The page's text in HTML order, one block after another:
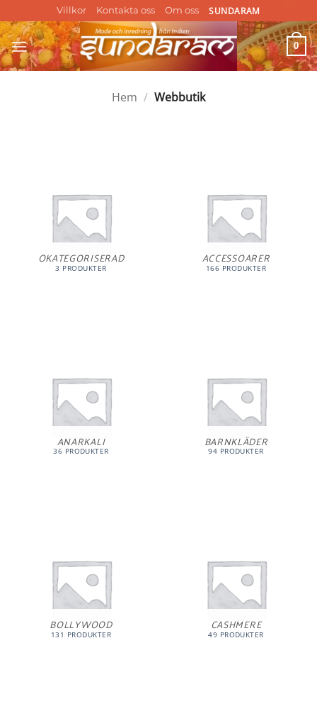
to
content
Villkor Kontakta oss Om oss SUNDARAM
0
Hem / Webbutik
OKATEGORISERAD
3 PRODUKTER
ACCESSOARER
166 PRODUKTER
ANARKALI
36 PRODUKTER
BARNKLÄDER
94 PRODUKTER
BOLLYWOOD
131 PRODUKTER
CASHMERE
49 PRODUKTER